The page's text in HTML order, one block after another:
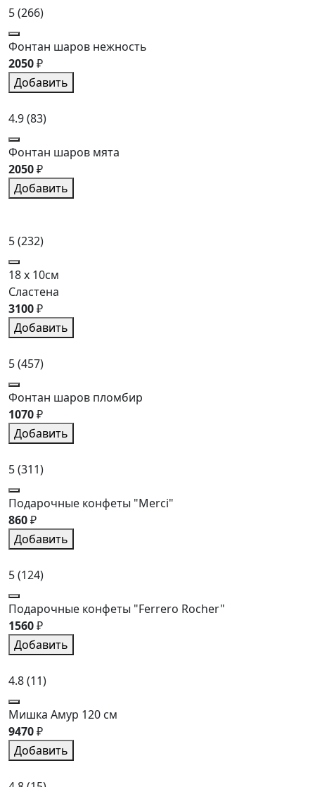
5(266)
Фонтан шаров нежность
2050₽
Добавить
4.9(83)
Фонтан шаров мята
2050₽
Добавить
5(232)
18 x 10см
Сластена
3100₽
Добавить
5(457)
Фонтан шаров пломбир
1070₽
Добавить
5(311)
Подарочные конфеты "Merci"
860₽
Добавить
5(124)
Подарочные конфеты "Ferrero Rocher"
1560₽
Добавить
4.8(11)
Мишка Амур 120 см
9470₽
Добавить